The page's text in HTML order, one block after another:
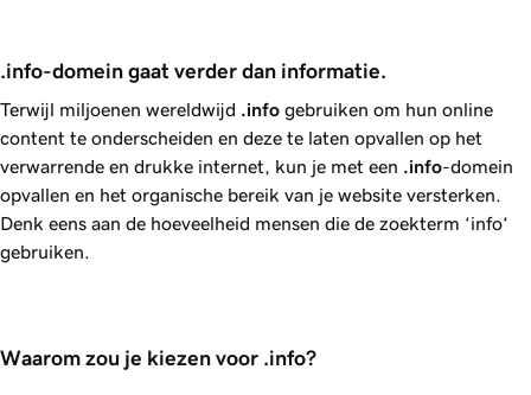
.info-domein gaat verder dan informatie.
Terwijl miljoenen wereldwijd .info gebruiken om hun online
content te onderscheiden en deze te laten opvallen op het
verwarrende en drukke internet, kun je met een .info-domein
opvallen en het organische bereik van je website versterken.
Denk eens aan de hoeveelheid mensen die de zoekterm ‘info‘
gebruiken.
Waarom zou je kiezen voor .info?